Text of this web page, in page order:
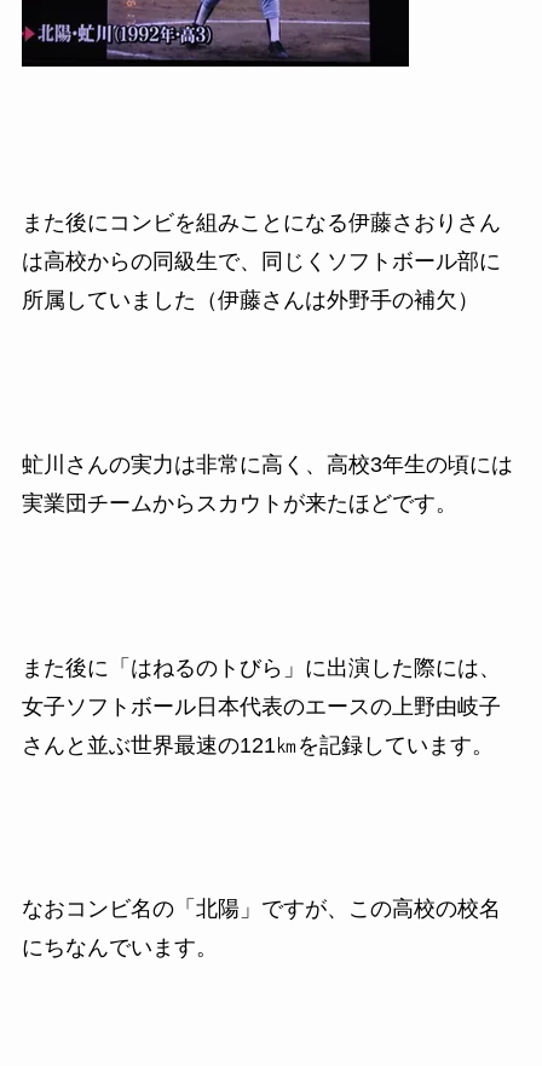
また後にコンビを組みことになる伊藤さおりさん
は高校からの同級生で、同じくソフトボール部に
所属していました（伊藤さんは外野手の補欠）
虻川さんの実力は非常に高く、高校3年生の頃には
実業団チームからスカウトが来たほどです。
また後に「はねるのトびら」に出演した際には、
女子ソフトボール日本代表のエースの上野由岐子
さんと並ぶ世界最速の121㎞を記録しています。
なおコンビ名の「北陽」ですが、この高校の校名
にちなんでいます。